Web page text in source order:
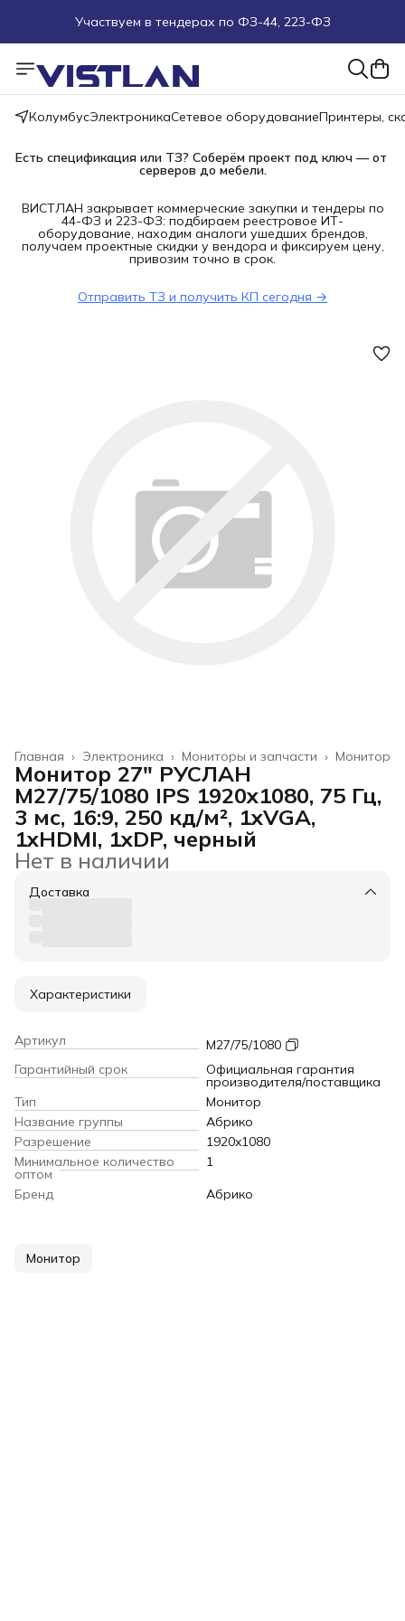
Участвуем в тендерах по ФЗ-44, 223-ФЗ
Поможем подобрать оборудование под ТЗ
Пуско-наладочные работы
Пришлите запрос на e-mail или в чат
КолумбусЭлектроникаСетевое оборудованиеПринтеры,
Есть спецификация или ТЗ? Соберём проект под ключ — от
серверов до мебели.
ВИСТЛАН закрывает коммерческие закупки и тендеры по
44-ФЗ и 223-ФЗ: подбираем реестровое ИТ-
оборудование, находим аналоги ушедших брендов,
получаем проектные скидки у вендора и фиксируем цену,
привозим точно в срок.
Отправить ТЗ и получить КП сегодня →
Монитор
Мониторы и запчасти ›
Электроника ›
Главная ›
Монитор 27" РУСЛАН
М27/75/1080 IPS 1920x1080, 75 Гц,
3 мс, 16:9, 250 кд/м², 1xVGA,
1xHDMI, 1xDP, черный
Нет в наличии
Доставка
Характеристики
Артикул
М27/75/1080
Гарантийный срок
Официальная гарантия
производителя/поставщика
Тип
Монитор
Название группы
Абрико
Разрешение
1920x1080
Минимальное количество
оптом
1
Бренд
Абрико
Монитор